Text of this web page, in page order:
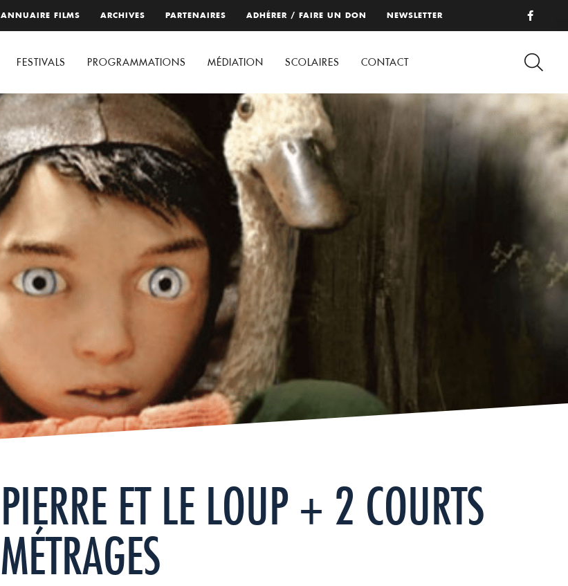
ANNUAIRE FILMS ARCHIVES PARTENAIRES ADHÉRER / FAIRE UN DON NEWSLETTER
FESTIVALS PROGRAMMATIONS MÉDIATION SCOLAIRES CONTACT
PIERRE ET LE LOUP + 2 COURTS
MÉTRAGES